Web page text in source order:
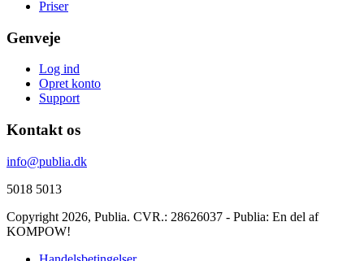
Priser
Genveje
Log ind
Opret konto
Support
Kontakt os
info@publia.dk
5018 5013
Copyright 2026, Publia. CVR.: 28626037 - Publia: En del af
KOMPOW!